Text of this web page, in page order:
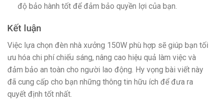
độ bảo hành tốt để đảm bảo quyền lợi của bạn.
Kết luận
Việc lựa chọn đèn nhà xưởng 150W phù hợp sẽ giúp bạn tối
ưu hóa chi phí chiếu sáng, nâng cao hiệu quả làm việc và
đảm bảo an toàn cho người lao động. Hy vọng bài viết này
đã cung cấp cho bạn những thông tin hữu ích để đưa ra
quyết định tốt nhất.